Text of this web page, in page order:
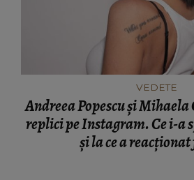
VEDETE
Andreea Popescu și Mihaela
replici pe Instagram. Ce i-a
și la ce a